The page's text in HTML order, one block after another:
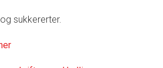
sukkererter.